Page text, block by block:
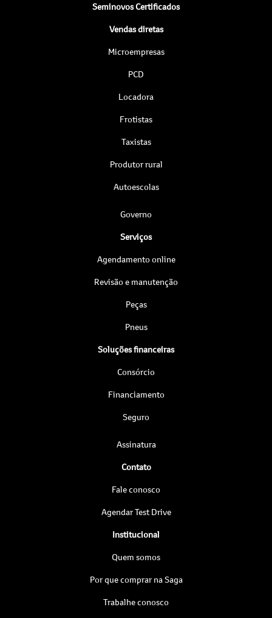
Seminovos Certificados
Vendas diretas
Microempresas
PCD
Locadora
Frotistas
Taxistas
Produtor rural
Autoescolas
Governo
Serviços
Agendamento online
Revisão e manutenção
Peças
Pneus
Soluções financeiras
Consórcio
Financiamento
Seguro
Assinatura
Contato
Fale conosco
Agendar Test Drive
Institucional
Quem somos
Por que comprar na Saga
Trabalhe conosco